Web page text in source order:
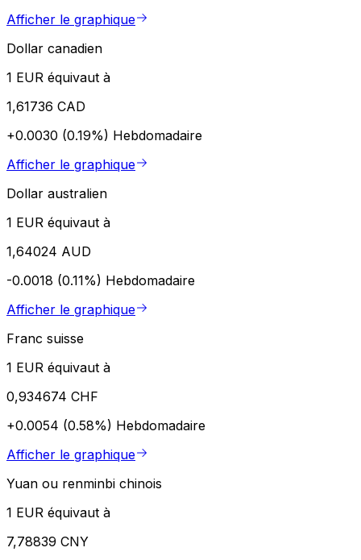
Afficher le graphique
Dollar canadien
1 EUR équivaut à
1,61736 CAD
+0.0030 (0.19%) Hebdomadaire
Afficher le graphique
Dollar australien
1 EUR équivaut à
1,64024 AUD
-0.0018 (0.11%) Hebdomadaire
Afficher le graphique
Franc suisse
1 EUR équivaut à
0,934674 CHF
+0.0054 (0.58%) Hebdomadaire
Afficher le graphique
Yuan ou renminbi chinois
1 EUR équivaut à
7,78839 CNY